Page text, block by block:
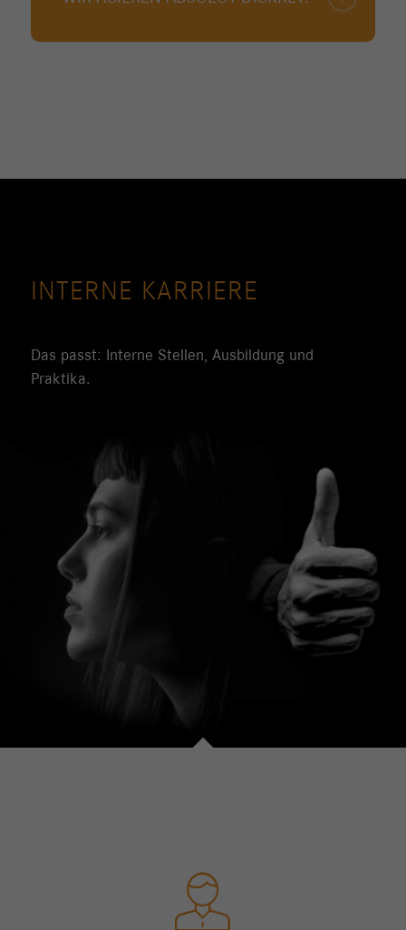
INTERNE KARRIERE
Das passt: Interne Stellen, Ausbildung und
Praktika.